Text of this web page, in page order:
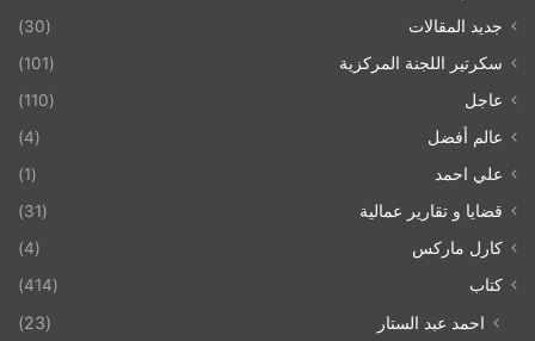
جديد المقالات
(30)
سكرتير اللجنة المركزية
(101)
عاجل
(110)
عالم أفضل
(4)
علي احمد
(1)
قضايا و تقارير عمالية
(31)
كارل ماركس
(4)
كتاب
(414)
احمد عبد الستار
(23)